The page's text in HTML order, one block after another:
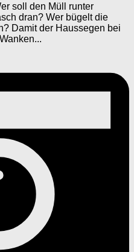
soll den Müll runter
dran? Wer bügelt die
Damit der Haussegen bei